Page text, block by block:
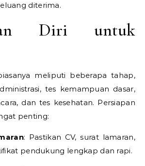
diterima.
Diri untuk
meliputi beberapa tahap,
tes kemampuan dasar,
dan tes kesehatan. Persiapan
penting:
: Pastikan CV, surat lamaran,
pendukung lengkap dan rapi.